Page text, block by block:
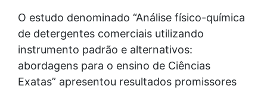
O estudo denominado “Análise físico-química
de detergentes comerciais utilizando
instrumento padrão e alternativos:
abordagens para o ensino de Ciências
Exatas” apresentou resultados promissores